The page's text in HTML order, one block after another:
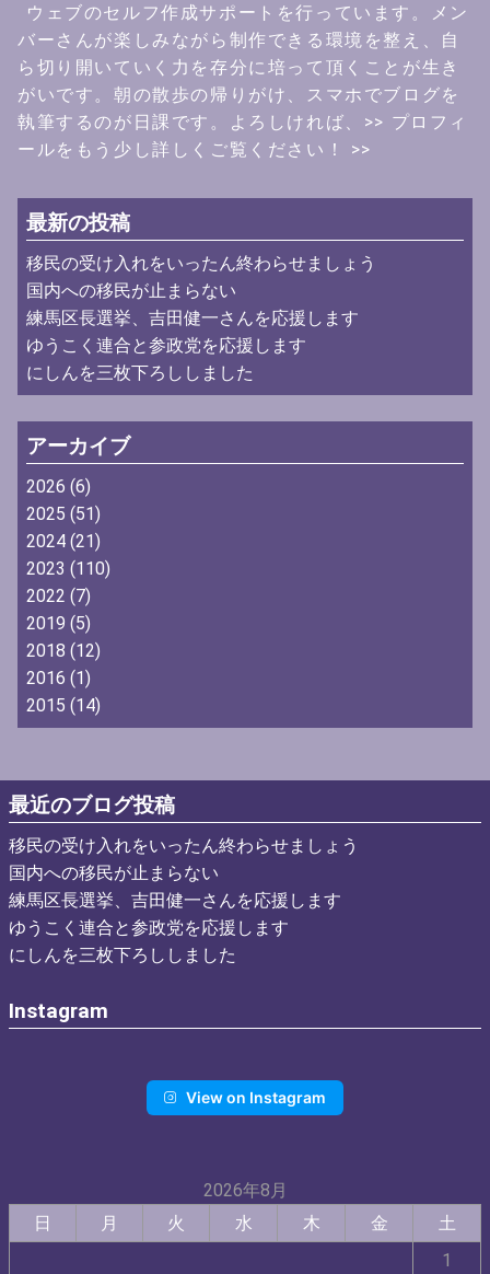
ウェブのセルフ作成サポートを行っています。メン
バーさんが楽しみながら制作できる環境を整え、自
ら切り開いていく力を存分に培って頂くことが生き
がいです。朝の散歩の帰りがけ、スマホでブログを
執筆するのが日課です。よろしければ、 >> プロフィ
ールをもう少し詳しくご覧ください！ >>
最新の投稿
移民の受け入れをいったん終わらせましょう
国内への移民が止まらない
練馬区長選挙、吉田健一さんを応援します
ゆうこく連合と参政党を応援します
にしんを三枚下ろししました
アーカイブ
2026 (6)
2025 (51)
2024 (21)
2023 (110)
2022 (7)
2019 (5)
2018 (12)
2016 (1)
2015 (14)
最近のブログ投稿
移民の受け入れをいったん終わらせましょう
国内への移民が止まらない
練馬区長選挙、吉田健一さんを応援します
ゆうこく連合と参政党を応援します
にしんを三枚下ろししました
Instagram
View on Instagram
2026年8月
日
月 火 水 木 金
土
1